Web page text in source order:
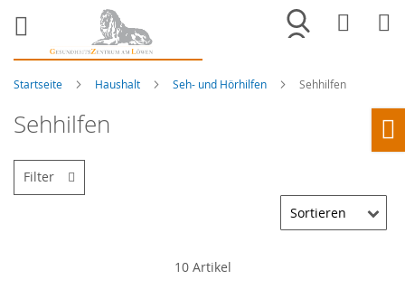
Merkliste
Startseite Haushalt Seh- und Hörhilfen Sehhilfen
Sehhilfen
10Artikel
Filter